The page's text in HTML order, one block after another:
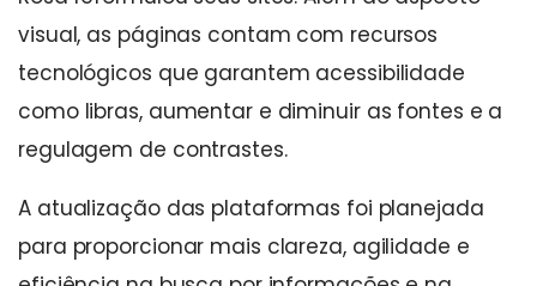
visual, as páginas contam com recursos
tecnológicos que garantem acessibilidade
como libras, aumentar e diminuir as fontes e a
regulagem de contrastes.
A atualização das plataformas foi planejada
para proporcionar mais clareza, agilidade e